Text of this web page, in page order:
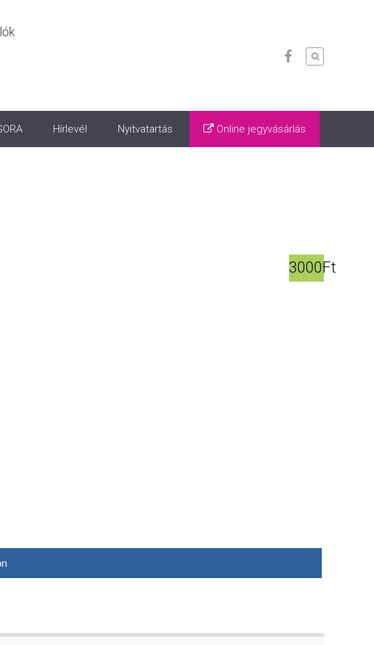
Hírlevél Nyitvatartás Online jegyvásárlás
3000Ft